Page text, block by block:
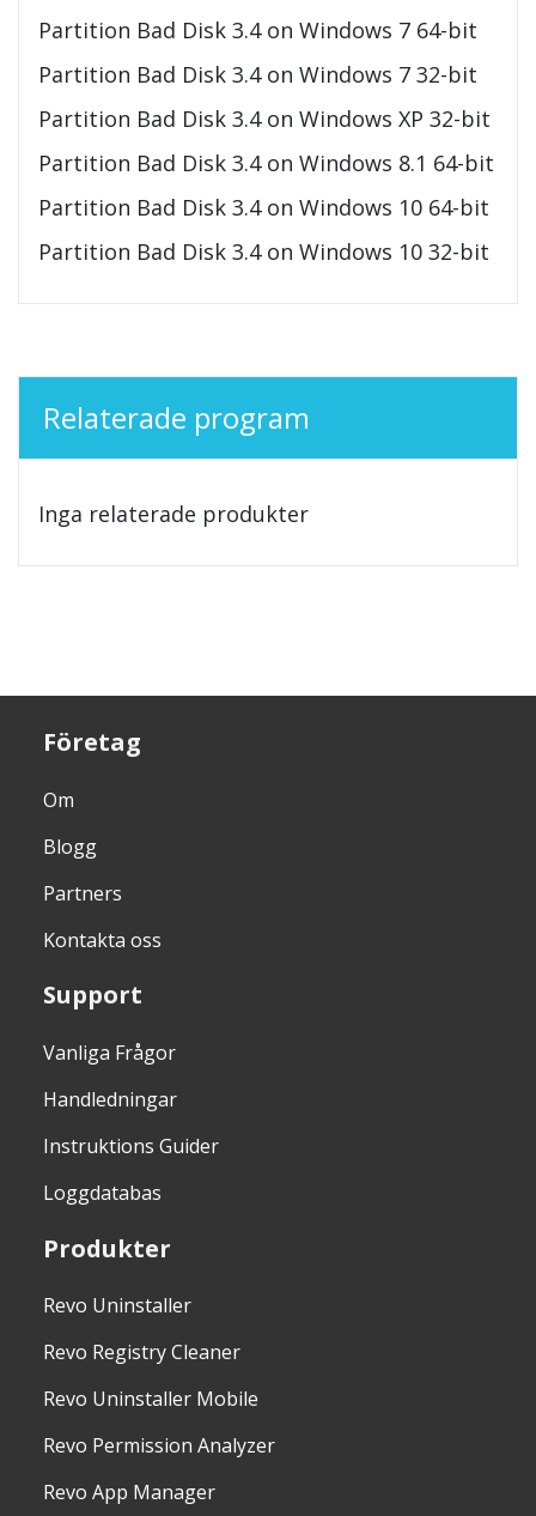
Partition Bad Disk 3.4 on Windows 7 64-bit
Partition Bad Disk 3.4 on Windows 7 32-bit
Partition Bad Disk 3.4 on Windows XP 32-bit
Partition Bad Disk 3.4 on Windows 8.1 64-bit
Partition Bad Disk 3.4 on Windows 10 64-bit
Partition Bad Disk 3.4 on Windows 10 32-bit
Relaterade program
Inga relaterade produkter
Företag
Om
Blogg
Partners
Kontakta oss
Support
Vanliga Frågor
Handledningar
Instruktions Guider
Loggdatabas
Produkter
Revo Uninstaller
Revo Registry Cleaner
Revo Uninstaller Mobile
Revo Permission Analyzer
Revo App Manager